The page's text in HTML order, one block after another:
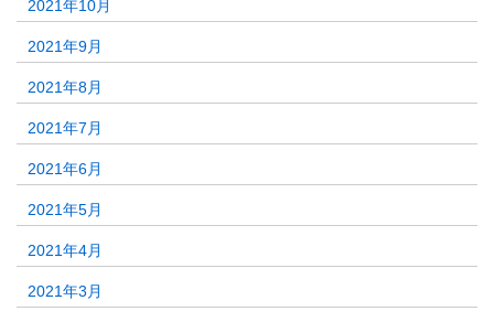
2021年10月
2021年9月
2021年8月
2021年7月
2021年6月
2021年5月
2021年4月
2021年3月